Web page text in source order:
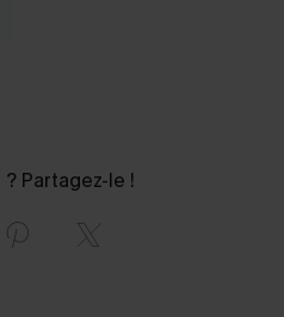
? Partagez-le !